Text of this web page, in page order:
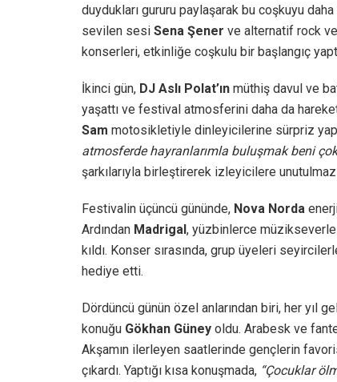
duydukları gururu paylaşarak bu coşkuyu
sevilen sesi Sena Şener ve alternatif rock
konserleri, etkinliğe coşkulu bir başlangıç
İkinci gün, DJ Aslı Polat’ın müthiş davul ve
yaşattı ve festival atmosferini daha da
Sam motosikletiyle dinleyicilerine sürpriz
atmosferde hayranlarımla buluşmak beni
şarkılarıyla birleştirerek izleyicilere
Festivalin üçüncü gününde, Nova Norda
Ardından Madrigal, yüzbinlerce
kıldı. Konser sırasında, grup üyeleri
hediye etti.
Dördüncü günün özel anlarından biri, her yıl
konuğu Gökhan Güney oldu. Arabesk ve
Akşamın ilerleyen saatlerinde gençlerin
çıkardı. Yaptığı kısa konuşmada, “Çocuklar